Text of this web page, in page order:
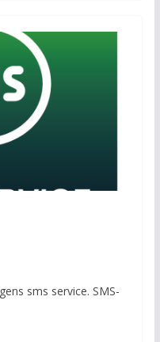
sms service. SMS-